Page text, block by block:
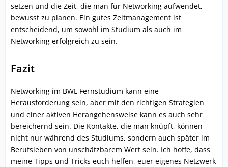
setzen und die Zeit, die man für Networking aufwendet,
bewusst zu planen. Ein gutes Zeitmanagement ist
entscheidend, um sowohl im Studium als auch im
Networking erfolgreich zu sein.
Fazit
Networking im BWL Fernstudium kann eine
Herausforderung sein, aber mit den richtigen Strategien
und einer aktiven Herangehensweise kann es auch sehr
bereichernd sein. Die Kontakte, die man knüpft, können
nicht nur während des Studiums, sondern auch später im
Berufsleben von unschätzbarem Wert sein. Ich hoffe, dass
meine Tipps und Tricks euch helfen, euer eigenes Netzwerk